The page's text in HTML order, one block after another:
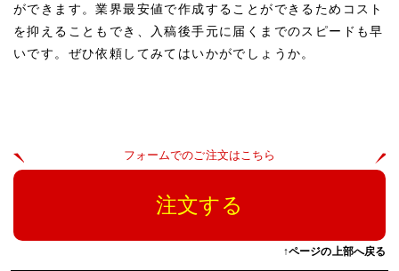
ができます。業界最安値で作成することができるためコスト
を抑えることもでき、入稿後手元に届くまでのスピードも早
いです。ぜひ依頼してみてはいかがでしょうか。
フォームでのご注文はこちら
注文する
↑ページの上部へ戻る